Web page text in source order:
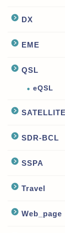
DX
EME
QSL
eQSL
SATELLITE
SDR-BCL
SSPA
Travel
Web_page